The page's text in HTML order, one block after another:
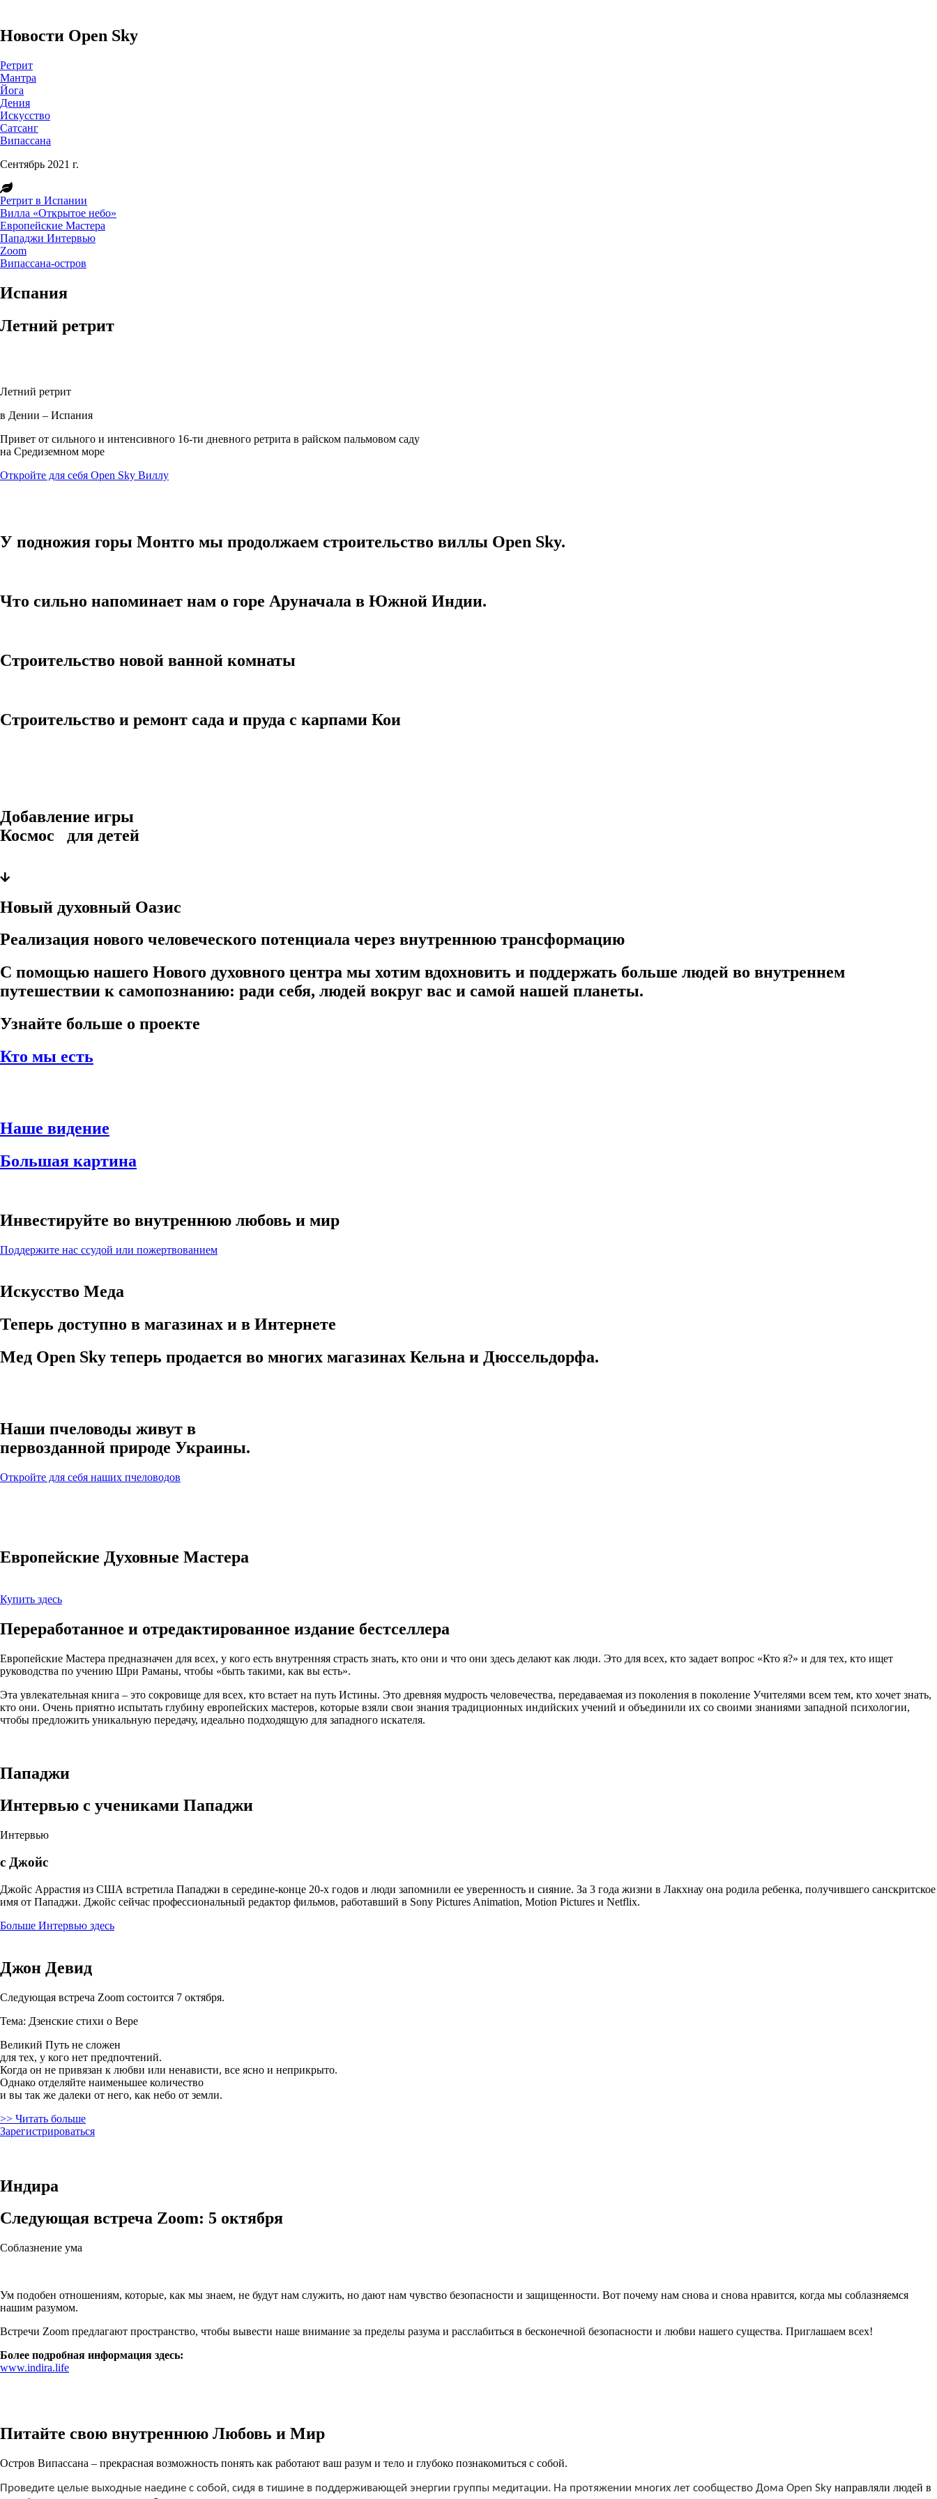
Новости Open Sky
Ретрит
Мантра
Йога
Дения
Искусство
Сатсанг
Випассана
Сентябрь 2021 г.
Ретрит в Испании
Вилла «Открытое небо»
Европейские Мастера
Пападжи Интервью
Zoom
Випассана-остров
Испания
Летний ретрит
Летний ретрит
в Дении – Испания
Привет от сильного и интенсивного 16-ти дневного ретрита в райском пальмовом саду
на Средиземном море
Откройте для себя Open Sky Виллу
У подножия горы Монтго мы продолжаем строительство виллы Open Sky.
Что сильно напоминает нам о горе Аруначала в Южной Индии.
Строительство новой ванной комнаты
Строительство и ремонт сада и пруда с карпами Кои
Добавление игры
Космос для детей
Новый духовный Оазис
Реализация нового человеческого потенциала через внутреннюю трансформацию
С помощью нашего Нового духовного центра мы хотим вдохновить и поддержать больше людей во внутреннем
путешествии к самопознанию: ради себя, людей вокруг вас и самой нашей планеты.
Узнайте больше о проекте
Кто мы есть
Наше видение
Большая картина
Инвестируйте во внутреннюю любовь и мир
Поддержите нас ссудой или пожертвованием
Искусство Меда
Теперь доступно в магазинах и в Интернете
Мед Open Sky теперь продается во многих магазинах Кельна и Дюссельдорфа.
Наши пчеловоды живут в
первозданной природе Украины.
Откройте для себя наших пчеловодов
Европейские Духовные Мастера
Купить здесь
Переработанное и отредактированное издание бестселлера
Европейские Мастера предназначен для всех, у кого есть внутренняя страсть знать, кто они и что они здесь делают как люди. Это для всех, кто задает вопрос «Кто я?» и для тех, кто ищет
руководства по учению Шри Раманы, чтобы «быть такими, как вы есть».
Эта увлекательная книга – это сокровище для всех, кто встает на путь Истины. Это древняя мудрость человечества, передаваемая из поколения в поколение Учителями всем тем, кто хочет знать,
кто они. Очень приятно испытать глубину европейских мастеров, которые взяли свои знания традиционных индийских учений и объединили их со своими знаниями западной психологии,
чтобы предложить уникальную передачу, идеально подходящую для западного искателя.
Пападжи
Интервью с учениками Пападжи
Интервью
с Джойс
Джойс Аррастия из США встретила Пападжи в середине-конце 20-х годов и люди запомнили ее уверенность и сияние. За 3 года жизни в Лакхнау она родила ребенка, получившего санскритское
имя от Пападжи. Джойс сейчас профессиональный редактор фильмов, работавший в Sony Pictures Animation, Motion Pictures и Netflix.
Больше Интервью здесь
Джон Девид
Следующая встреча Zoom состоится 7 октября.
Тема: Дзенские стихи о Вере
Великий Путь не сложен
для тех, у кого нет предпочтений.
Когда он не привязан к любви или ненависти, все ясно и неприкрыто.
Однако отделяйте наименьшее количество
и вы так же далеки от него, как небо от земли.
>> Читать больше
Зарегистрироваться
Индира
Следующая встреча Zoom: 5 октября
Соблазнение ума
Ум подобен отношениям, которые, как мы знаем, не будут нам служить, но дают нам чувство безопасности и защищенности. Вот почему нам снова и снова нравится, когда мы соблазняемся
нашим разумом.
Встречи Zoom предлагают пространство, чтобы вывести наше внимание за пределы разума и расслабиться в бесконечной безопасности и любви нашего существа. Приглашаем всех!
Более подробная информация здесь:
www.indira.life
Питайте свою внутреннюю Любовь и Мир
Остров Випассана – прекрасная возможность понять как работают ваш разум и тело и глубоко познакомиться с собой.
Проведите целые выходные наедине с собой, сидя в тишине в поддерживающей энергии группы медитации. На протяжении многих лет сообщество Дома Open Sky направляли людей в